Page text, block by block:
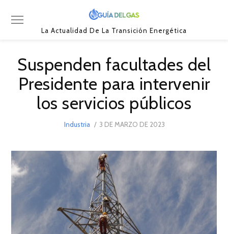
La Actualidad De La Transición Energética
Suspenden facultades del
Presidente para intervenir
los servicios públicos
Industria
POSTED
3 DE MARZO DE 2023